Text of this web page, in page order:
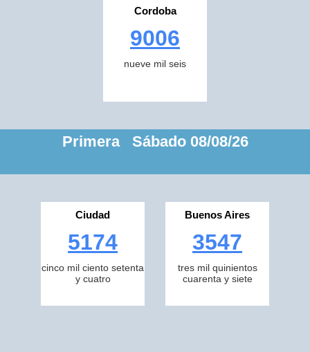
Cordoba
9006
nueve mil seis
Primera Sábado 08/08/26
Ciudad
5174
cinco mil ciento setenta
y cuatro
Buenos Aires
3547
tres mil quinientos
cuarenta y siete